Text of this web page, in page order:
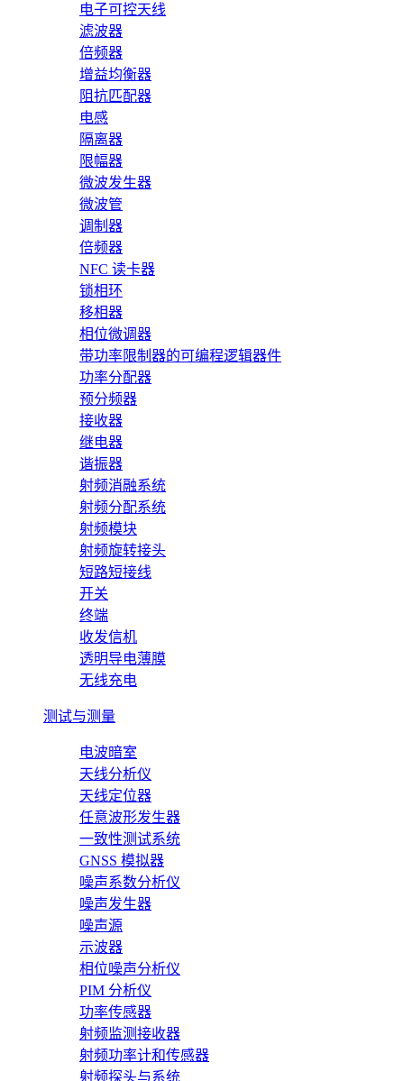
电子可控天线
滤波器
倍频器
增益均衡器
阻抗匹配器
电感
隔离器
限幅器
微波发生器
微波管
调制器
倍频器
NFC 读卡器
锁相环
移相器
相位微调器
带功率限制器的可编程逻辑器件
功率分配器
预分频器
接收器
继电器
谐振器
射频消融系统
射频分配系统
射频模块
射频旋转接头
短路短接线
开关
终端
收发信机
透明导电薄膜
无线充电
测试与测量
电波暗室
天线分析仪
天线定位器
任意波形发生器
一致性测试系统
GNSS 模拟器
噪声系数分析仪
噪声发生器
噪声源
示波器
相位噪声分析仪
PIM 分析仪
功率传感器
射频监测接收器
射频功率计和传感器
射频探头与系统